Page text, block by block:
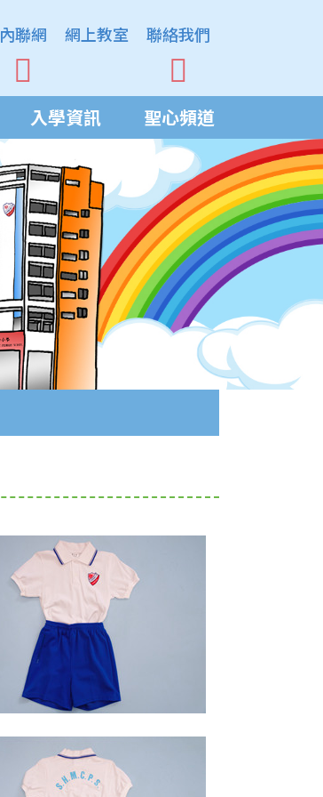
內聯網 網上教室 聯絡我們
入學資訊 聖心頻道